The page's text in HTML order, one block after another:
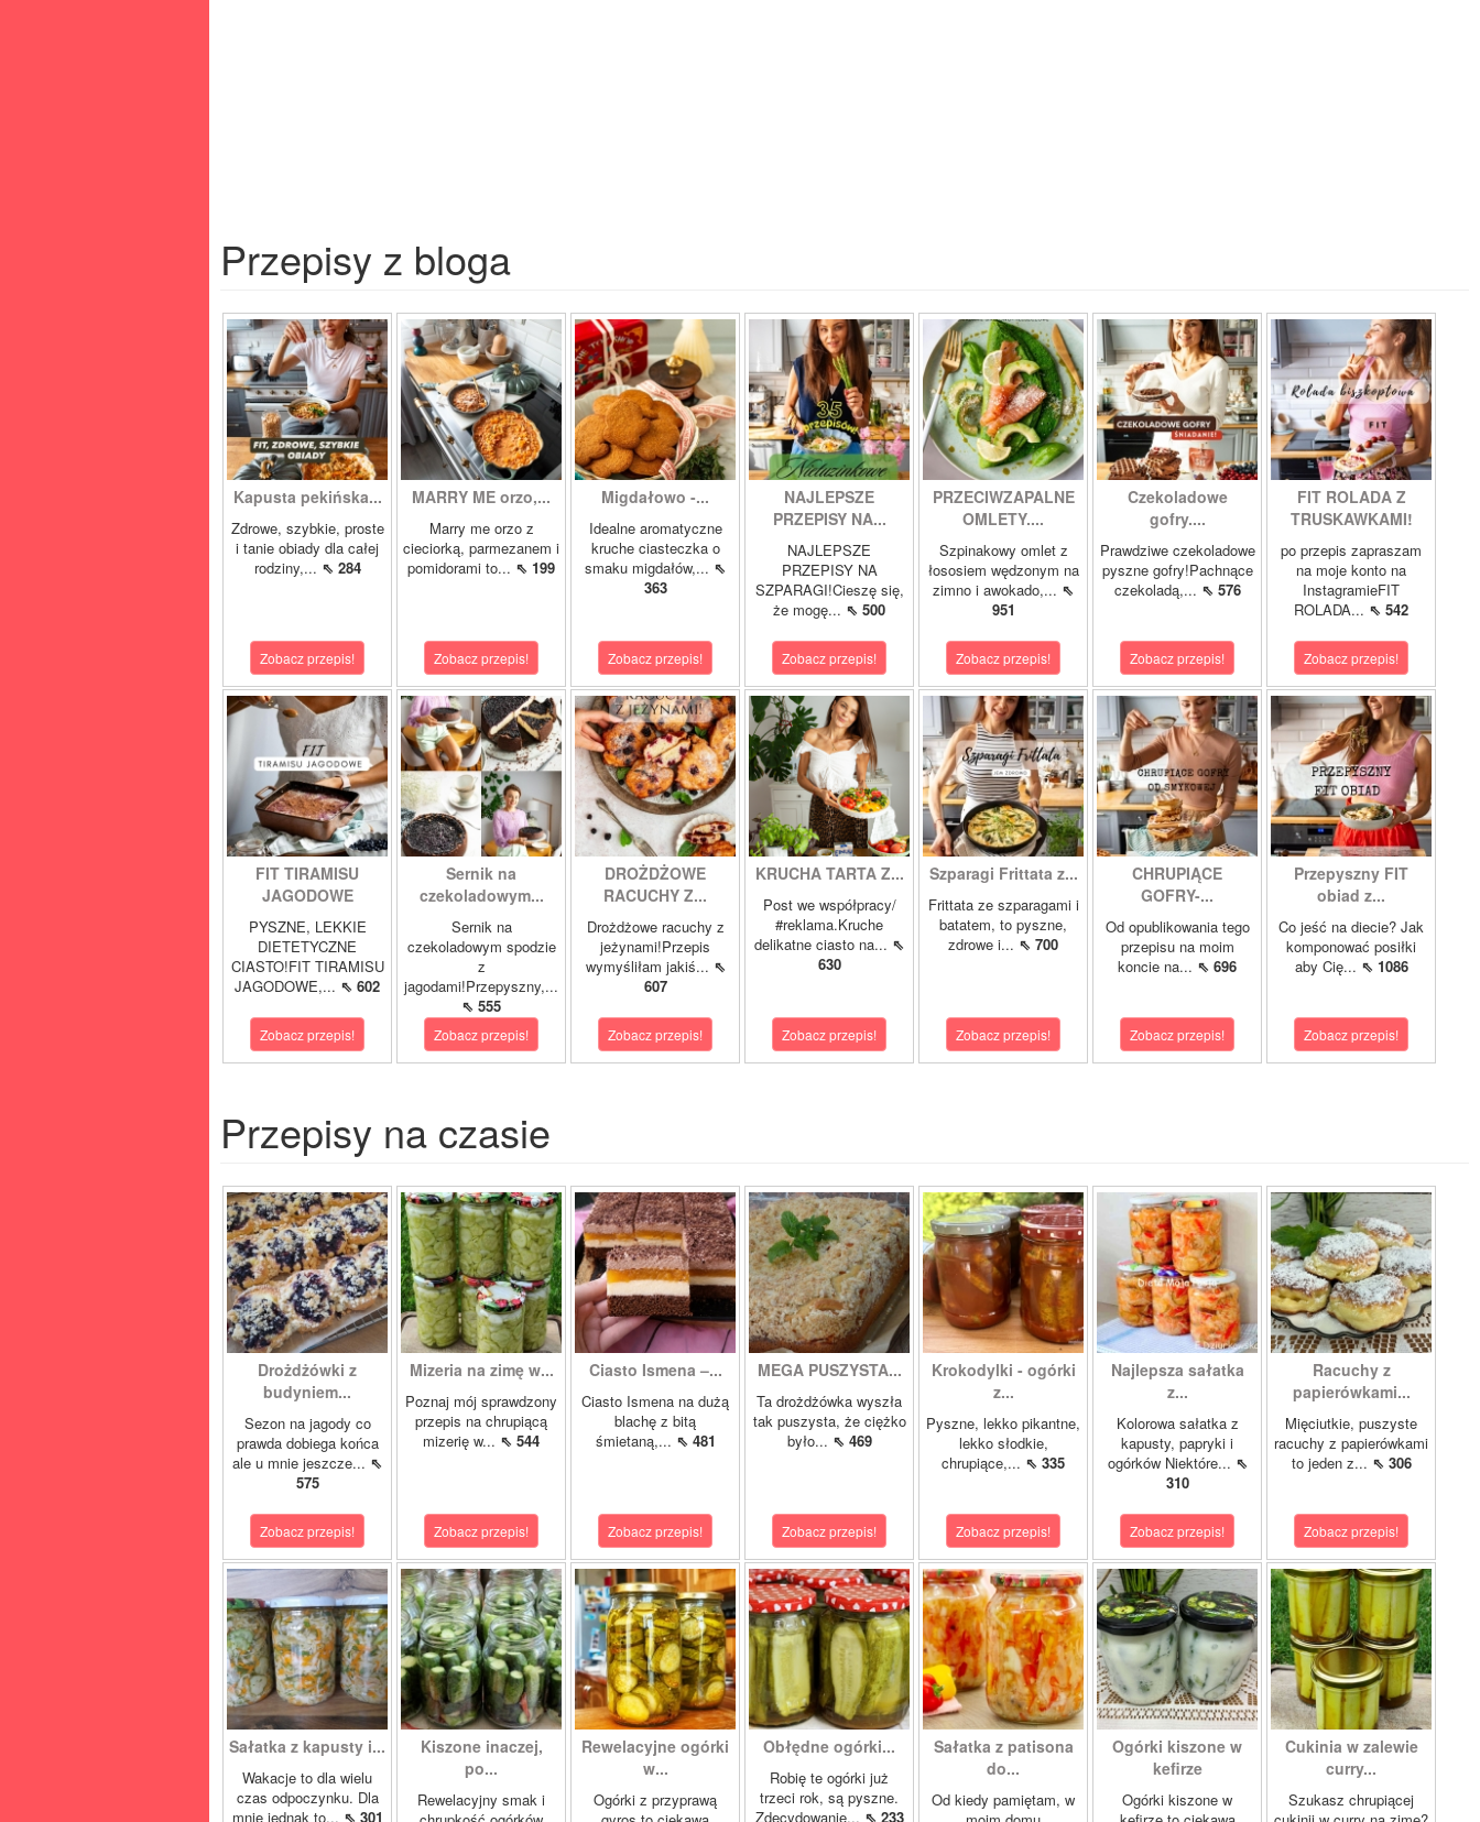
Przepisy z bloga
Kapusta pekińska...
Zdrowe, szybkie, proste
i tanie obiady dla całej
rodziny,... ⇖ 284
Zobacz przepis!
MARRY ME orzo,...
Marry me orzo z
cieciorką, parmezanem i
pomidorami to... ⇖ 199
Zobacz przepis!
Migdałowo -...
Idealne aromatyczne
kruche ciasteczka o
smaku migdałów,... ⇖
363
Zobacz przepis!
NAJLEPSZE
PRZEPISY NA...
NAJLEPSZE
PRZEPISY NA
SZPARAGI!Cieszę się,
że mogę... ⇖ 500
Zobacz przepis!
PRZECIWZAPALNE
OMLETY....
Szpinakowy omlet z
łososiem wędzonym na
zimno i awokado,... ⇖
951
Zobacz przepis!
Czekoladowe
gofry....
Prawdziwe czekoladowe
pyszne gofry!Pachnące
czekoladą,... ⇖ 576
Zobacz przepis!
FIT ROLADA Z
TRUSKAWKAMI!
po przepis zapraszam
na moje konto na
InstagramieFIT
ROLADA... ⇖ 542
Zobacz przepis!
FIT TIRAMISU
JAGODOWE
PYSZNE, LEKKIE
DIETETYCZNE
CIASTO!FIT TIRAMISU
JAGODOWE,... ⇖ 602
Zobacz przepis!
Sernik na
czekoladowym...
Sernik na
czekoladowym spodzie
z
jagodami!Przepyszny,...
⇖ 555
Zobacz przepis!
DROŻDŻOWE
RACUCHY Z...
Drożdżowe racuchy z
jeżynami!Przepis
wymyśliłam jakiś... ⇖
607
Zobacz przepis!
KRUCHA TARTA Z...
Post we współpracy/
#reklama.Kruche
delikatne ciasto na... ⇖
630
Zobacz przepis!
Szparagi Frittata z...
Frittata ze szparagami i
batatem, to pyszne,
zdrowe i... ⇖ 700
Zobacz przepis!
CHRUPIĄCE
GOFRY-...
Od opublikowania tego
przepisu na moim
koncie na... ⇖ 696
Zobacz przepis!
Przepyszny FIT
obiad z...
Co jeść na diecie? Jak
komponować posiłki
aby Cię... ⇖ 1086
Zobacz przepis!
Przepisy na czasie
Drożdżówki z
budyniem...
Sezon na jagody co
prawda dobiega końca
ale u mnie jeszcze... ⇖
575
Zobacz przepis!
Mizeria na zimę w...
Poznaj mój sprawdzony
przepis na chrupiącą
mizerię w... ⇖ 544
Zobacz przepis!
Ciasto Ismena –...
Ciasto Ismena na dużą
blachę z bitą
śmietaną,... ⇖ 481
Zobacz przepis!
MEGA PUSZYSTA...
Ta drożdżówka wyszła
tak puszysta, że ciężko
było... ⇖ 469
Zobacz przepis!
Krokodylki - ogórki
z...
Pyszne, lekko pikantne,
lekko słodkie,
chrupiące,... ⇖ 335
Zobacz przepis!
Najlepsza sałatka
z...
Kolorowa sałatka z
kapusty, papryki i
ogórków Niektóre... ⇖
310
Zobacz przepis!
Racuchy z
papierówkami...
Mięciutkie, puszyste
racuchy z papierówkami
to jeden z... ⇖ 306
Zobacz przepis!
Sałatka z kapusty i...
Wakacje to dla wielu
czas odpoczynku. Dla
mnie jednak to... ⇖ 301
Kiszone inaczej,
po...
Rewelacyjny smak i
Rewelacyjne ogórki
w...
Ogórki z przyprawą
Obłędne ogórki...
Robię te ogórki już
trzeci rok, są pyszne.
Zdecydowanie... ⇖ 233
Sałatka z patisona
do...
Od kiedy pamiętam, w
Ogórki kiszone w
kefirze
Ogórki kiszone w
Cukinia w zalewie
curry...
Szukasz chrupiącej